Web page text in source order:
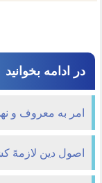
در ادامه بخوانید
امر به معروف و
اصول دین